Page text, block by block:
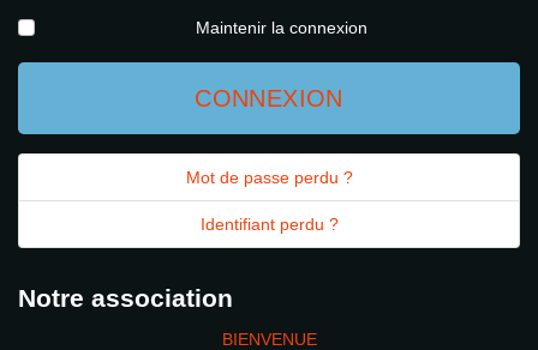
Maintenir la connexion
CONNEXION
Mot de passe perdu ?
Identifiant perdu ?
Notre association
BIENVENUE